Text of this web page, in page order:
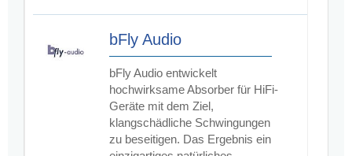
bFly Audio
bFly Audio entwickelt
hochwirksame Absorber für HiFi-
Geräte mit dem Ziel,
klangschädliche Schwingungen
zu beseitigen. Das Ergebnis ein